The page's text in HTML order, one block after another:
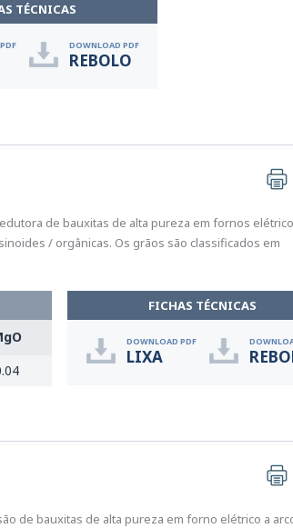
TÉCNICAS
DOWNLOAD PDF
REBOLO
de bauxitas de alta pureza em fornos
/ orgânicas. Os grãos são classificados em
FICHAS TÉCNICAS
DOWNLOAD PDF
LIXA
de bauxitas de alta pureza em forno elétrico a